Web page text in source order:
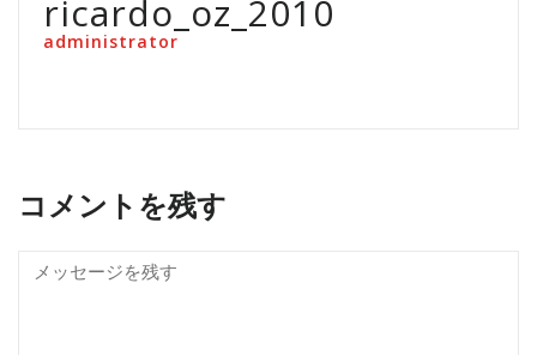
ricardo_oz_2010
administrator
コメントを残す